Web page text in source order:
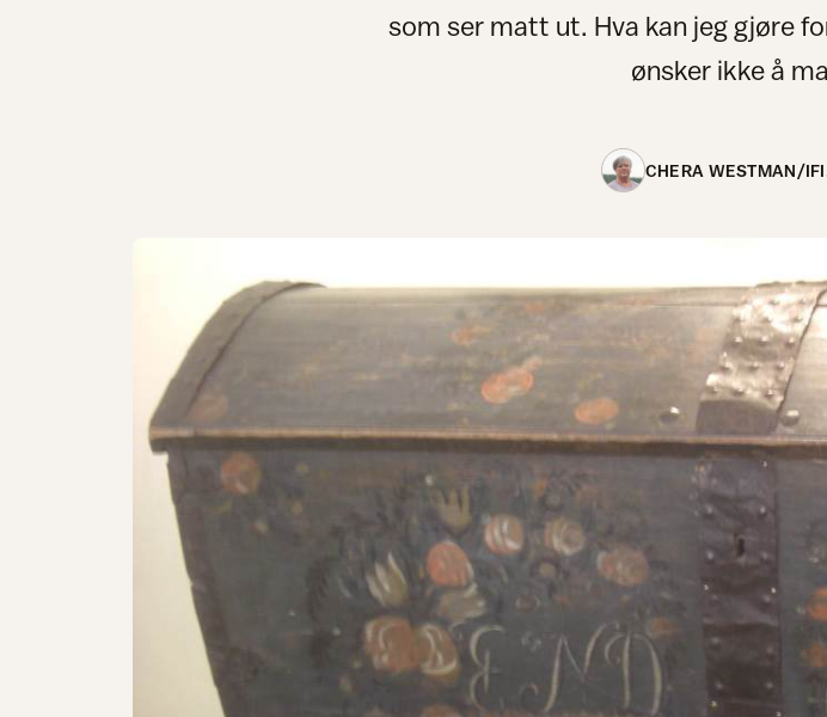
som ser matt ut. Hva kan jeg gjøre
ønsker ikke å
CHERA WESTMAN/